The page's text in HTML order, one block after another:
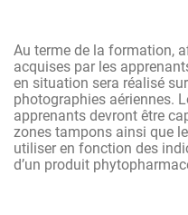
Au terme de la formation,
acquises par les
en situation sera réalisé
photographies aériennes.
apprenants devront être
zones tampons ainsi que
utiliser en fonction des
d’un produit